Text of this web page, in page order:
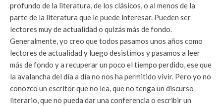
profundo de la literatura, de los clásicos, o al menos de la
parte de la literatura que le puede interesar. Pueden ser
lectores muy de actualidad o quizás más de fondo.
Generalmente, yo creo que todos pasamos unos años como
lectores de actualidad y luego desistimos y pasamos a leer
más de fondo y a recuperar un poco el tiempo perdido, ese que
la avalancha del día a día no nos ha permitido vivir. Pero yo no
conozco un escritor que no lea, que no tenga un discurso
literario, que no pueda dar una conferencia o escribir un